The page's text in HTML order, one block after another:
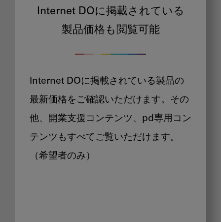
Internet DOに掲載されている
製品価格も閲覧可能
Internet DOに掲載されている製品の
最新価格をご確認いただけます。その
他、開業支援コンテンツ、pd専用コン
テンツもすべてご覧いただけます。
（希望者のみ）